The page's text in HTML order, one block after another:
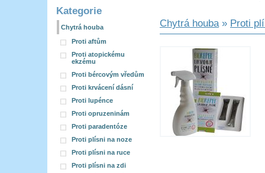
Kategorie
Chytrá houba
Proti aftům
Proti atopickému
ekzému
Proti bércovým vředům
Proti krvácení dásní
Proti lupénce
Proti opruzeninám
Proti paradentóze
Proti plísni na noze
Proti plísni na ruce
Proti plísni na zdi
Chytrá houba» Proti